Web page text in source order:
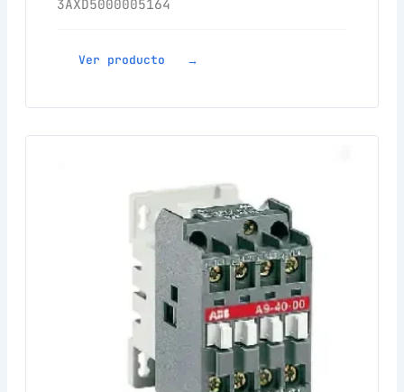
3AXD5000005164
Ver producto →